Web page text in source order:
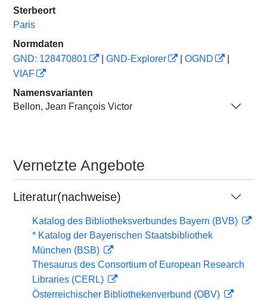
Sterbeort
Paris
Normdaten
GND: 128470801
GND-Explorer OGND
VIAF
Namensvarianten
Bellon, Jean François Victor
Vernetzte Angebote
Literatur(nachweise)
Katalog des Bibliotheksverbundes Bayern (BVB)
* Katalog der Bayerischen Staatsbibliothek
München (BSB)
Thesaurus des Consortium of European Research
Libraries (CERL)
Österreichischer Bibliothekenverbund (OBV)